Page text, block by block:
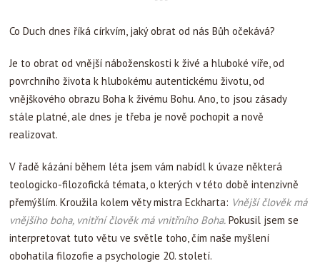
Co Duch dnes říká církvím, jaký obrat od nás Bůh očekává?
Je to obrat od vnější náboženskosti k živé a hluboké víře, od
povrchního života k hlubokému autentickému životu, od
vnějškového obrazu Boha k živému Bohu. Ano, to jsou zásady
stále platné, ale dnes je třeba je nově pochopit a nově
realizovat.
V řadě kázání během léta jsem vám nabídl k úvaze některá
teologicko-filozofická témata, o kterých v této době intenzivně
přemýšlím. Kroužila kolem věty mistra Eckharta: Vnější člověk má
vnějšího boha, vnitřní člověk má vnitřního Boha. Pokusil jsem se
interpretovat tuto větu ve světle toho, čím naše myšlení
obohatila filozofie a psychologie 20. století.